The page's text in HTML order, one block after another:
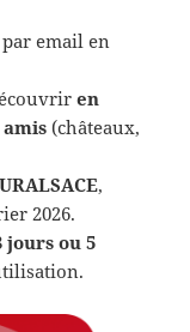
email en
en
(châteaux,
,
2026.
jours ou 5